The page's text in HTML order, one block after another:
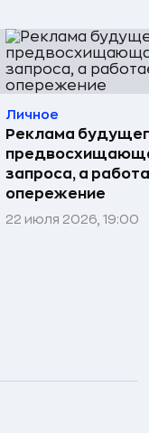
Личное
Реклама
запроса, а
опережение
22 июля 2026, 19:00